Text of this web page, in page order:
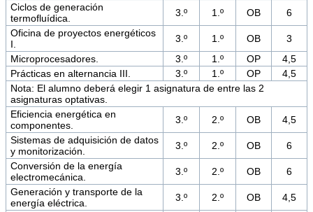
Ciclos de generación
termofluídica.
3.º 1.º OB
6
Oficina de proyectos energéticos
I.
3.º 1.º OB
3
Microprocesadores.
3.º 1.º OP
4,5
Prácticas en alternancia III.
3.º 1.º OP
4,5
Nota: El alumno deberá elegir 1 asignatura de entre las 2
asignaturas optativas.
Eficiencia energética en
componentes.
3.º 2.º OB
4,5
Sistemas de adquisición de datos
y monitorización.
3.º 2.º OB
6
Conversión de la energía
electromecánica.
3.º 2.º OB
6
Generación y transporte de la
energía eléctrica.
3.º 2.º OB
4,5